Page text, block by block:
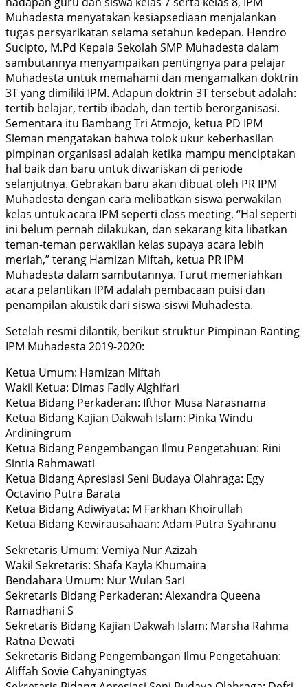
Muhadesta menyatakan kesiapsediaan menjalankan
tugas persyarikatan selama setahun kedepan. Hendro
Sucipto, M.Pd Kepala Sekolah SMP Muhadesta dalam
sambutannya menyampaikan pentingnya para pelajar
Muhadesta untuk memahami dan mengamalkan doktrin
3T yang dimiliki IPM. Adapun doktrin 3T tersebut adalah:
tertib belajar, tertib ibadah, dan tertib berorganisasi.
Sementara itu Bambang Tri Atmojo, ketua PD IPM
Sleman mengatakan bahwa tolok ukur keberhasilan
pimpinan organisasi adalah ketika mampu menciptakan
hal baik dan baru untuk diwariskan di periode
selanjutnya. Gebrakan baru akan dibuat oleh PR IPM
Muhadesta dengan cara melibatkan siswa perwakilan
kelas untuk acara IPM seperti class meeting. “Hal seperti
ini belum pernah dilakukan, dan sekarang kita libatkan
teman-teman perwakilan kelas supaya acara lebih
meriah,” terang Hamizan Miftah, ketua PR IPM
Muhadesta dalam sambutannya. Turut memeriahkan
acara pelantikan IPM adalah pembacaan puisi dan
penampilan akustik dari siswa-siswi Muhadesta.
Setelah resmi dilantik, berikut struktur Pimpinan Ranting
IPM Muhadesta 2019-2020:
Ketua Umum: Hamizan Miftah
Wakil Ketua: Dimas Fadly Alghifari
Ketua Bidang Perkaderan: Ifthor Musa Narasnama
Ketua Bidang Kajian Dakwah Islam: Pinka Windu
Ardiningrum
Ketua Bidang Pengembangan Ilmu Pengetahuan: Rini
Sintia Rahmawati
Ketua Bidang Apresiasi Seni Budaya Olahraga: Egy
Octavino Putra Barata
Ketua Bidang Adiwiyata: M Farkhan Khoirullah
Ketua Bidang Kewirausahaan: Adam Putra Syahranu
Sekretaris Umum: Vemiya Nur Azizah
Wakil Sekretaris: Shafa Kayla Khumaira
Bendahara Umum: Nur Wulan Sari
Sekretaris Bidang Perkaderan: Alexandra Queena
Ramadhani S
Sekretaris Bidang Kajian Dakwah Islam: Marsha Rahma
Ratna Dewati
Sekretaris Bidang Pengembangan Ilmu Pengetahuan:
Aliffah Sovie Cahyaningtyas